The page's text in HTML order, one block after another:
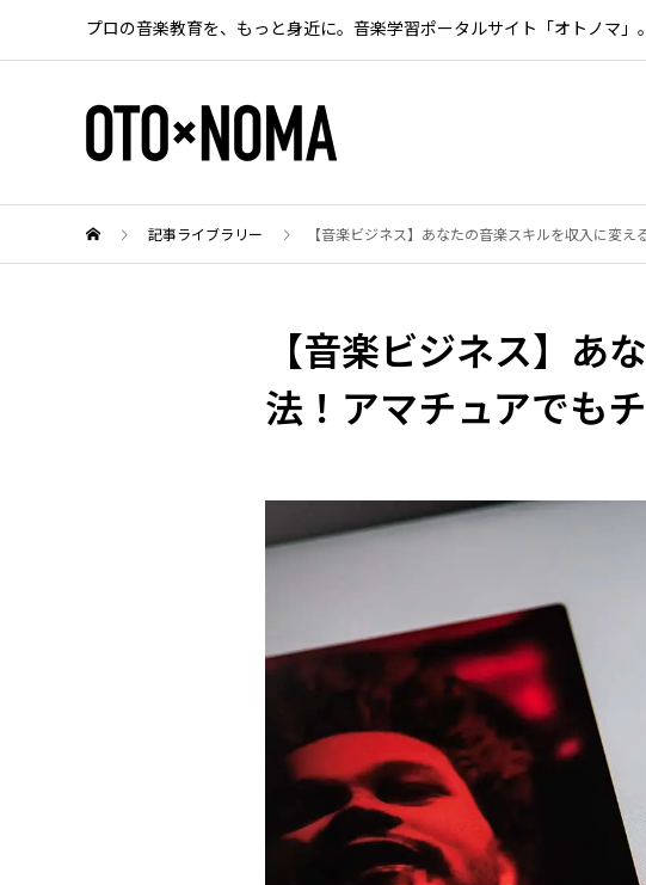
プロの音楽教育を、もっと身近に。音楽学習ポータルサイト「オトノマ」。
記事ライブラリー 【音楽ビジネス】あなたの音楽スキルを収入に変
【音楽ビジネス】あ
法！アマチュアでも